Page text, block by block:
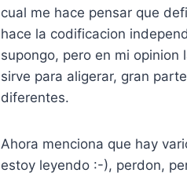
cual me hace pensar que
hace la codificacion
supongo, pero en mi
sirve para aligerar, gran
diferentes.
Ahora menciona que hay
estoy leyendo :-), perdon,